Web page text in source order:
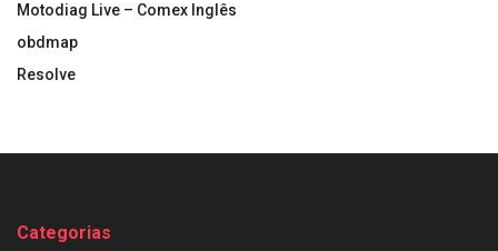
Motodiag Live – Comex Inglês
obdmap
Resolve
Categorias